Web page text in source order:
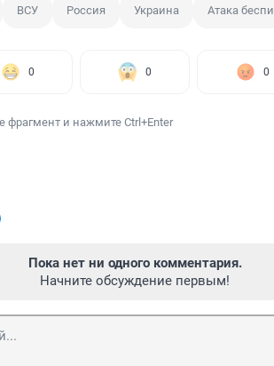
ВСУ Россия Украина Атака
0 0 0
фрагмент и нажмите Ctrl+Enter
Пока нет ни одного комментария.
Начните обсуждение первым!